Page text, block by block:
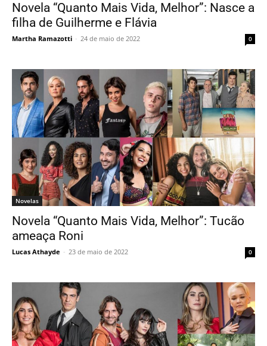
Novela “Quanto Mais Vida, Melhor”: Nasce a
filha de Guilherme e Flávia
Martha Ramazotti - 24 de maio de 2022 0
Novelas
Novela “Quanto Mais Vida, Melhor”: Tucão
ameaça Roni
Lucas Athayde - 23 de maio de 2022 0